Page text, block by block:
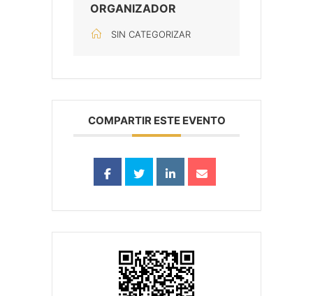
ORGANIZADOR
SIN CATEGORIZAR
COMPARTIR ESTE EVENTO